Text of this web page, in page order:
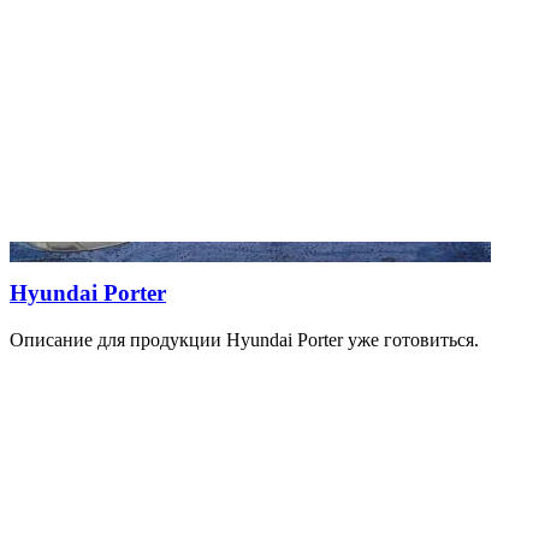
Hyundai Porter
Описание для продукции Hyundai Porter уже готовиться.